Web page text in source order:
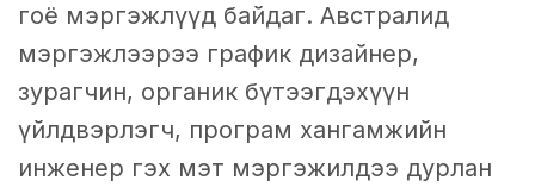
гоё мэргэжлүүд байдаг. Австралид
мэргэжлээрээ график дизайнер,
зурагчин, органик бүтээгдэхүүн
үйлдвэрлэгч, програм хангамжийн
инженер гэх мэт мэргэжилдээ дурлан